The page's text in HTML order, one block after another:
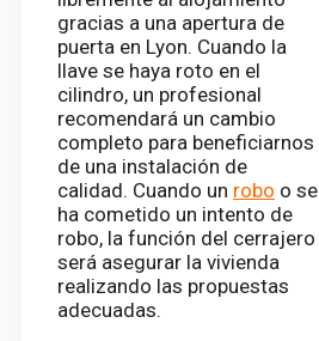
gracias a una apertura de
puerta en Lyon. Cuando la
llave se haya roto en el
cilindro, un profesional
recomendará un cambio
completo para beneficiarnos
de una instalación de
calidad. Cuando un robo o se
ha cometido un intento de
robo, la función del cerrajero
será asegurar la vivienda
realizando las propuestas
adecuadas.